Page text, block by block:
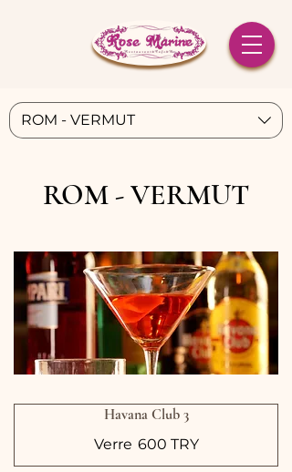
ROM - VERMUT
ROM - VERMUT
Havana Club 3
Verre 600 TRY